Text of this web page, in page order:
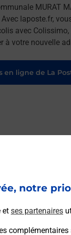
notre
et ses partenaires
MURAT
laposte.fr,
avec
à votre nouvelle
en ligne de La